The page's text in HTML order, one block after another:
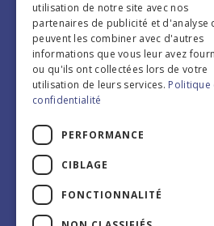
Edition 2026
Infos
Copyrights © 2022 All
utilisation de notre site avec nos
partenaires de publicité et d'analyse
peuvent les combiner avec d'autres
informations que vous leur avez
ou qu'ils ont collectées lors de votre
utilisation de leurs services. Politique
confidentialité
PERFORMANCE
CIBLAGE
FONCTIONNALITÉ